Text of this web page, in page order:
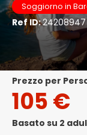
Soggiorno in
Ref ID:24208947
Prezzo per
105 €
Basato su 2